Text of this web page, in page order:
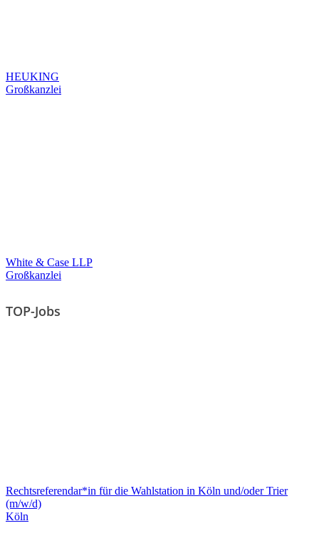
HEUKING
Großkanzlei
White & Case LLP
Großkanzlei
TOP-Jobs
Rechtsreferendar*in für die Wahlstation in Köln und/oder Trier
(m/w/d)
Köln